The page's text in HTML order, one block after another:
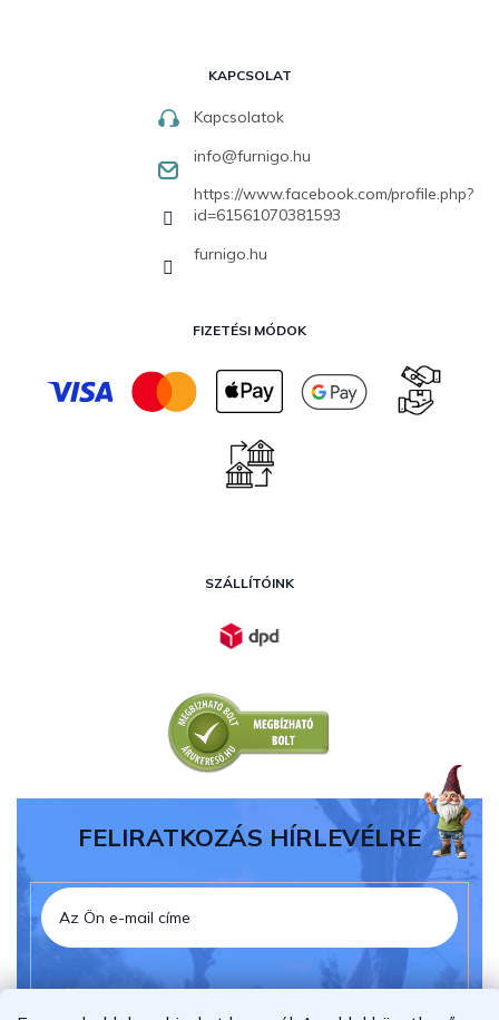
KAPCSOLAT
Kapcsolatok
info@furnigo.hu
https://www.facebook.com/profile.php?
id=61561070381593
furnigo.hu
FIZETÉSI MÓDOK
SZÁLLÍTÓINK
FELIRATKOZÁS HÍRLEVÉLRE